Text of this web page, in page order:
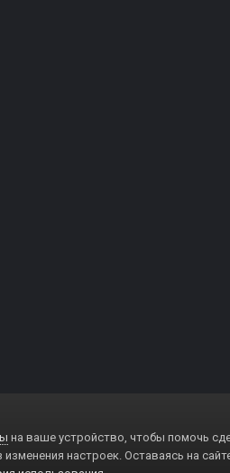
на ваше устройство, чтобы помочь
настроек. Оставаясь на